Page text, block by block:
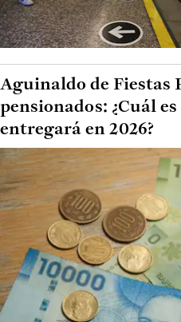
Aguinaldo de Fiestas
pensionados: ¿Cuál
entregará en 2026?